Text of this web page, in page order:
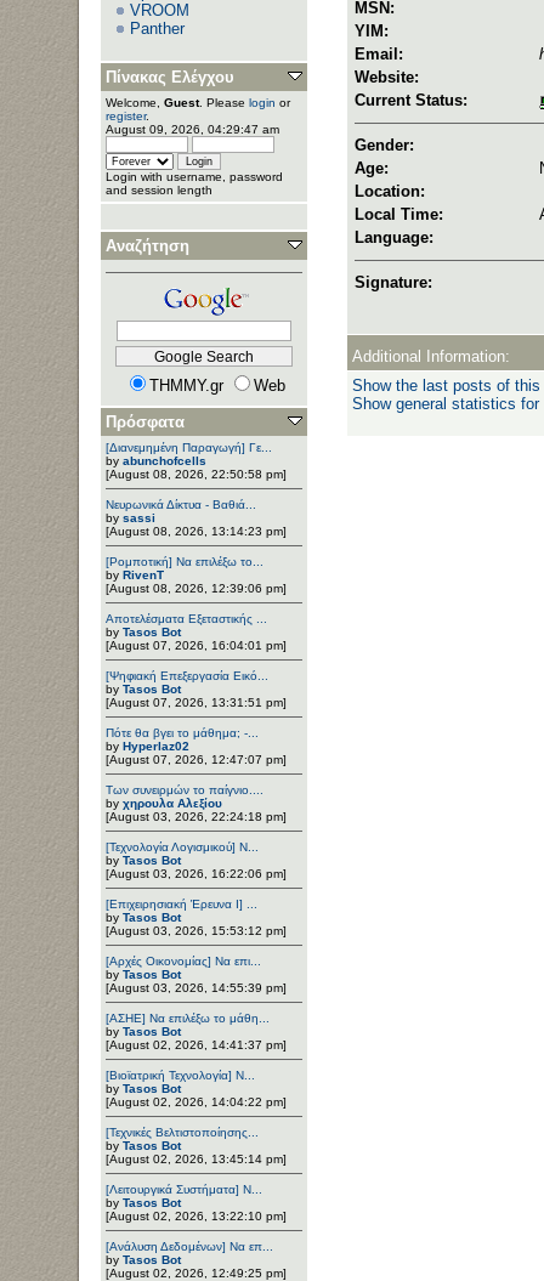
VROOM
Panther
Πίνακας Ελέγχου
Welcome, Guest. Please login or
register.
August 09, 2026, 04:29:47 am
Login with username, password
and session length
Αναζήτηση
THMMY.gr
Web
Πρόσφατα
[Διανεμημένη Παραγωγή] Γε...
by abunchofcells
[August 08, 2026, 22:50:58 pm]
Νευρωνικά Δίκτυα - Βαθιά...
by sassi
[August 08, 2026, 13:14:23 pm]
[Ρομποτική] Να επιλέξω το...
by RivenT
[August 08, 2026, 12:39:06 pm]
Αποτελέσματα Εξεταστικής ...
by Tasos Bot
[August 07, 2026, 16:04:01 pm]
[Ψηφιακή Επεξεργασία Εικό...
by Tasos Bot
[August 07, 2026, 13:31:51 pm]
Πότε θα βγει το μάθημα; -...
by Hyperlaz02
[August 07, 2026, 12:47:07 pm]
Των συνειρμών το παίγνιο....
by χηρουλα Αλεξίου
[August 03, 2026, 22:24:18 pm]
[Τεχνολογία Λογισμικού] Ν...
by Tasos Bot
[August 03, 2026, 16:22:06 pm]
[Επιχειρησιακή Έρευνα Ι] ...
by Tasos Bot
[August 03, 2026, 15:53:12 pm]
[Αρχές Οικονομίας] Να επι...
by Tasos Bot
[August 03, 2026, 14:55:39 pm]
[ΑΣΗΕ] Να επιλέξω το μάθη...
by Tasos Bot
[August 02, 2026, 14:41:37 pm]
[Βιοϊατρική Τεχνολογία] Ν...
by Tasos Bot
[August 02, 2026, 14:04:22 pm]
[Τεχνικές Βελτιστοποίησης...
by Tasos Bot
[August 02, 2026, 13:45:14 pm]
[Λειτουργικά Συστήματα] Ν...
by Tasos Bot
[August 02, 2026, 13:22:10 pm]
[Ανάλυση Δεδομένων] Να επ...
by Tasos Bot
[August 02, 2026, 12:49:25 pm]
MSN:
YIM:
Email:
Website:
Current Status:
Gender:
Age:
Location:
Local Time:
Language:
Signature:
Additional Information:
Show the last posts of this
Show general statistics for